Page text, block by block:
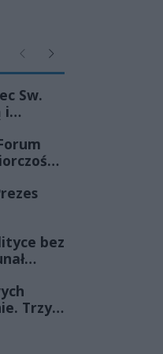
PoprzednieNastępne
Sw.
i
bez
Trzy